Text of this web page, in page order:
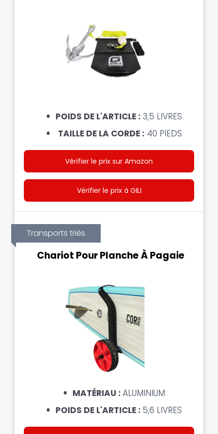
POIDS DE L'ARTICLE : 3,5 LIVRES
TAILLE DE LA CORDE : 40 PIEDS
Vérifier le prix sur Amazon
Vérifier le prix à GILI
Transports triés
Chariot Pour Planche À Pagaie
MATÉRIAU : ALUMINIUM
POIDS DE L'ARTICLE : 5,6 LIVRES